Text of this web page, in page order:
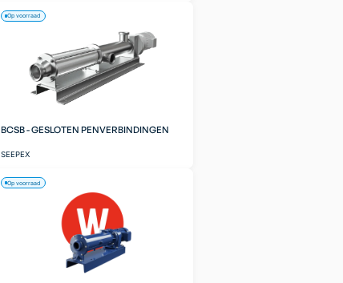
BCSB - GESLOTEN PENVERBINDINGEN
SEEPEX
Op voorraad
Op voorraad